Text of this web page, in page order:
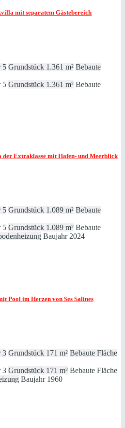
mit separatem Gästebereich
5 Grundstück 1.361 m² Bebaute
5 Grundstück 1.361 m² Bebaute
der Extraklasse mit Hafen- und Meerblick
5 Grundstück 1.089 m² Bebaute
5 Grundstück 1.089 m² Bebaute
Baujahr 2024
Pool im Herzen von Ses Salines
3 Grundstück 171 m² Bebaute Fläche
3 Grundstück 171 m² Bebaute Fläche
Baujahr 1960